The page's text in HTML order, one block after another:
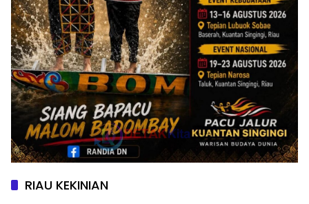
RIAU KEKINIAN